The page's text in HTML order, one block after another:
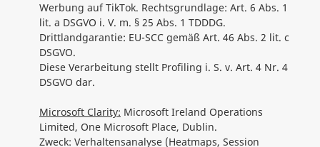
Werbung auf TikTok. Rechtsgrundlage: Art. 6 Abs. 1
lit. a DSGVO i. V. m. § 25 Abs. 1 TDDDG.
Drittlandgarantie: EU-SCC gemäß Art. 46 Abs. 2 lit. c
DSGVO.
Diese Verarbeitung stellt Profiling i. S. v. Art. 4 Nr. 4
DSGVO dar.
Microsoft Clarity: Microsoft Ireland Operations
Limited, One Microsoft Place, Dublin.
Zweck: Verhaltensanalyse (Heatmaps, Session